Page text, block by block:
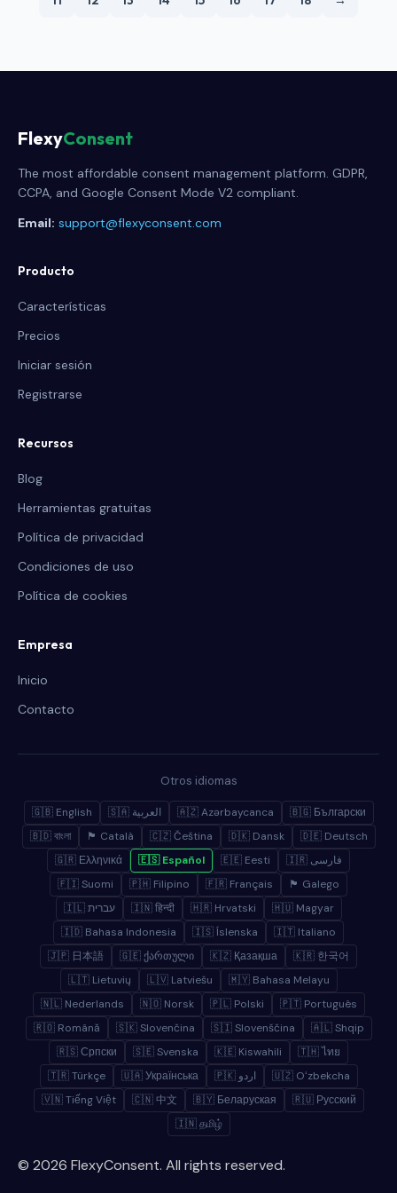
FlexyConsent
The most affordable consent management platform. GDPR,
CCPA, and Google Consent Mode V2 compliant.
Email: support@flexyconsent.com
Producto
Características
Precios
Iniciar sesión
Registrarse
Recursos
Blog
Herramientas gratuitas
Política de privacidad
Condiciones de uso
Política de cookies
Empresa
Inicio
Contacto
Otros idiomas
🇬🇧 English 🇸🇦 العربية 🇦🇿 Azərbaycanca
🇧🇬 Български
🇧🇩 বাংলা
🏴 Català 🇨🇿 Čeština 🇩🇰 Dansk
🇩🇪 Deutsch
🇬🇷 Ελληνικά
🇪🇸 Español 🇪🇪 Eesti
🇮🇷 فارسی
🇫🇮 Suomi
🇵🇭 Filipino 🇫🇷 Français
🏴 Galego
🇮🇱 עברית
🇮🇳 हिन्दी 🇭🇷 Hrvatski
🇭🇺 Magyar
🇮🇩 Bahasa Indonesia
🇮🇸 Íslenska
🇮🇹 Italiano
🇯🇵 日本語
🇬🇪 ქართული 🇰🇿 Қазақша
🇰🇷 한국어
🇱🇹 Lietuvių
🇱🇻 Latviešu
🇲🇾 Bahasa Melayu
🇳🇱 Nederlands
🇳🇴 Norsk 🇵🇱 Polski
🇵🇹 Português
🇷🇴 Română
🇸🇰 Slovenčina 🇸🇮 Slovenščina
🇦🇱 Shqip
🇷🇸 Српски
🇸🇪 Svenska 🇰🇪 Kiswahili
🇹🇭 ไทย
🇹🇷 Türkçe
🇺🇦 Українська 🇵🇰 اردو
🇺🇿 Oʻzbekcha
🇻🇳 Tiếng Việt
🇨🇳 中文 🇧🇾 Беларуская
🇷🇺 Русский
🇮🇳 தமிழ்
© 2026 FlexyConsent. All rights reserved.